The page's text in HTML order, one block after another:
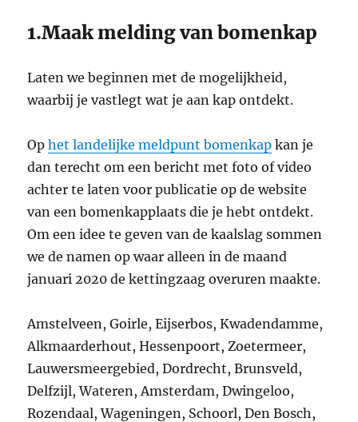
1.Maak melding van bomenkap
Laten we beginnen met de mogelijkheid,
waarbij je vastlegt wat je aan kap ontdekt.
Ophet landelijke meldpunt bomenkap kan je
dan terecht om een bericht met foto of video
achter te laten voor publicatie op de website
van een bomenkapplaats die je hebt ontdekt.
Om een idee te geven van de kaalslag sommen
we de namen op waar alleen in de maand
januari 2020 de kettingzaag overuren maakte.
Amstelveen, Goirle, Eijserbos, Kwadendamme,
Alkmaarderhout, Hessenpoort, Zoetermeer,
Lauwersmeergebied, Dordrecht, Brunsveld,
Delfzijl, Wateren, Amsterdam, Dwingeloo,
Rozendaal, Wageningen, Schoorl, Den Bosch,